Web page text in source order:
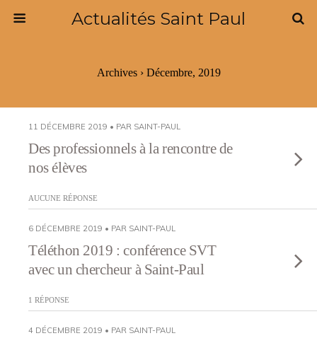
Actualités Saint Paul
Archives › Décembre, 2019
11 DÉCEMBRE 2019 • PAR SAINT-PAUL
Des professionnels à la rencontre de
nos élèves
AUCUNE RÉPONSE
6 DÉCEMBRE 2019 • PAR SAINT-PAUL
Téléthon 2019 : conférence SVT
avec un chercheur à Saint-Paul
1 RÉPONSE
4 DÉCEMBRE 2019 • PAR SAINT-PAUL